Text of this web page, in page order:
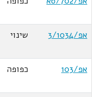
אפ/3/1034
שינוי
אפ/103
כפופה